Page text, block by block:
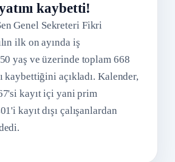
kaybetti!
Genel Sekreteri Fikri
ilk on ayında iş
yaş ve üzerinde toplam 668
kaybettiğini açıkladı. Kalender,
kayıt içi yani prim
kayıt dışı çalışanlardan